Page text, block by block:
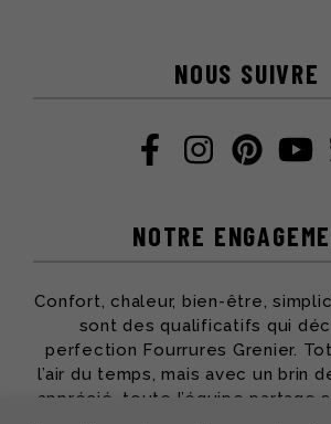
NOUS SUIVRE
NOTRE
Confort, chaleur, bien-être,
sont des qualificatifs qui
perfection Fourrures Grenier.
l’air du temps, mais avec un brin
apprécié, toute l’équipe partage